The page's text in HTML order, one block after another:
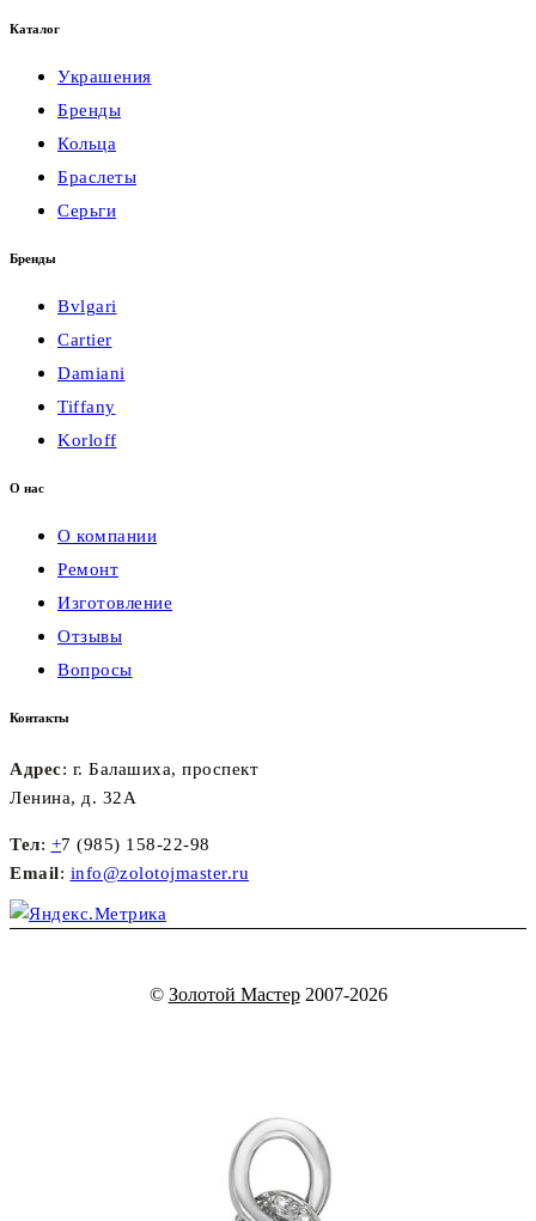
Каталог
Украшения
Бренды
Кольца
Браслеты
Серьги
Бренды
Bvlgari
Cartier
Damiani
Tiffany
Korloff
О нас
О компании
Ремонт
Изготовление
Отзывы
Вопросы
Контакты
Адрес: г. Балашиха, проспект
Ленина, д. 32А
Тел: +7 (985) 158-22-98
Email: info@zolotojmaster.ru
© Золотой Мастер2007-2026